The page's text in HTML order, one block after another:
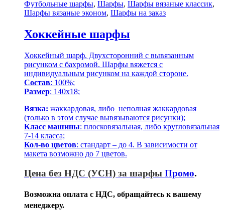
Футбольные шарфы, Шарфы, Шарфы вязаные классик,
Шарфы вязаные эконом, Шарфы на заказ
Хоккейные шарфы
Хоккейный шарф. Двухсторонний с вывязанным
рисунком с бахромой. Шарфы вяжется с
индивидуальным рисунком на каждой стороне.
Состав: 100%;
Размер: 140х18;
Вязка: жаккардовая, либо неполная жаккардовая
(только в этом случае вывязываются рисунки);
Класс машины: плосковязальная, либо кругловязальная
7-14 класса;
Кол-во цветов: стандарт – до 4. В зависимости от
макета возможно до 7 цветов.
Цена без НДС (УСН) за шарфы Промо.
Возможна оплата с НДС, обращайтесь к вашему
менеджеру.